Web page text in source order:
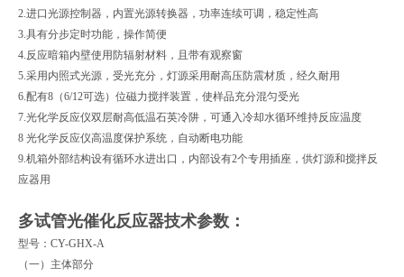
2. 进口光源控制器，内置光源转换器，功率连续可调，稳定性高
3. 具有分步定时功能，操作简便
4. 反应暗箱内壁使用防辐射材料，且带有观察窗
5. 采用内照式光源，受光充分，灯源采用耐高压防震材质，经久耐用
6. 配有8 （6/12可选）位磁力搅拌装置，使样品充分混匀受光
7. 光化学反应仪双层耐高低温石英冷阱，可通入冷却水循环维持反应温度
8 光化学反应仪高温度保护系统，自动断电功能
9. 机箱外部结构设有循环水进出口，内部设有2个专用插座，供灯源和搅拌反
应器用
多试管光催化反应器技术参数：
型号： CY-GHX-A
（一）主体部分